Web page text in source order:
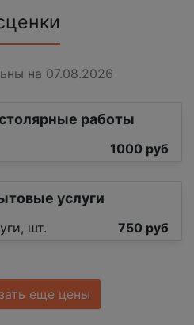
на 07.08.2026
работы
1000 руб
услуги
шт. 750 руб
еще цены